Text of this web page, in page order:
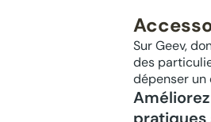
Sur Geev,
des
dépenser un
pratiques